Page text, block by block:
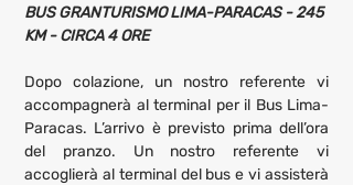
BUS GRANTURISMO LIMA-PARACAS - 245
KM - CIRCA 4 ORE
Dopo colazione, un nostro referente vi
accompagnerà al terminal per il Bus Lima-
Paracas. L’arrivo è previsto prima dell’ora
del pranzo. Un nostro referente vi
accoglierà al terminal del bus e vi assisterà